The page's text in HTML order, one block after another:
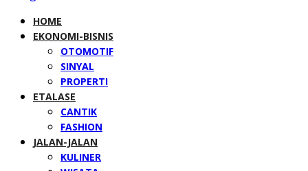
HOME
EKONOMI-BISNIS
OTOMOTIF
SINYAL
PROPERTI
ETALASE
CANTIK
FASHION
JALAN-JALAN
KULINER